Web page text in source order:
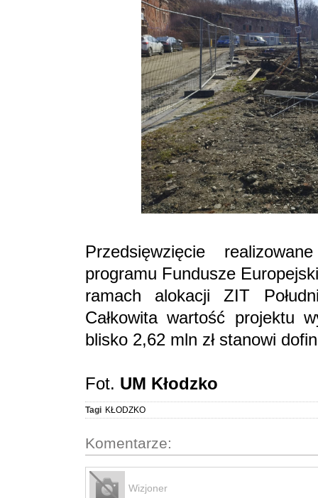
Przedsięwzięcie
programu Fundusze
ramach alokacji ZIT
Całkowita wartość projektu
blisko 2,62 mln zł stanowi
Fot. UM Kłodzko
Tagi KŁODZKO
Komentarze:
Wizjoner